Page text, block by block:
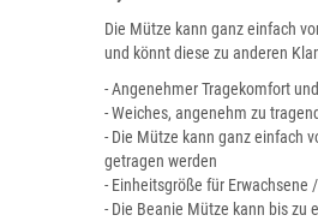
Die Mütze kann ganz einfach
und könnt diese zu anderen
- Angenehmer Tragekomfort
- Weiches, angenehm zu
- Die Mütze kann ganz einfach
getragen werden
- Einheitsgröße für Erwachsene
- Die Beanie Mütze kann bis zu